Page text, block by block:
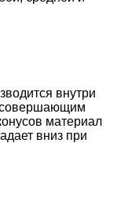
внутри
совершающим
материал
вниз при